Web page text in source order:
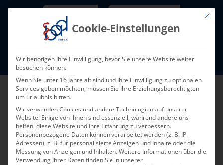
Skip
Fort- und Weiterbildung I Termine
Mit
Cookie-Einstellungen
Wir benötigen Ihre Einwilligung, bevor Sie unsere Website weiter
besuchen können.
Wenn Sie unter 16 Jahre alt sind und Ihre Einwilligung zu optionalen
Services geben möchten, müssen Sie Ihre Erziehungsberechtigten
um Erlaubnis bitten.
Wir verwenden Cookies und andere Technologien auf unserer
Website. Einige von ihnen sind essenziell, während andere uns
helfen, diese Website und Ihre Erfahrung zu verbessern.
Personenbezogene Daten können verarbeitet werden (z. B. IP-
Adressen), z. B. für personalisierte Anzeigen und Inhalte oder die
Messung von Anzeigen und Inhalten.Weitere Informationen über die
Verwendung Ihrer Daten finden Sie in unserer